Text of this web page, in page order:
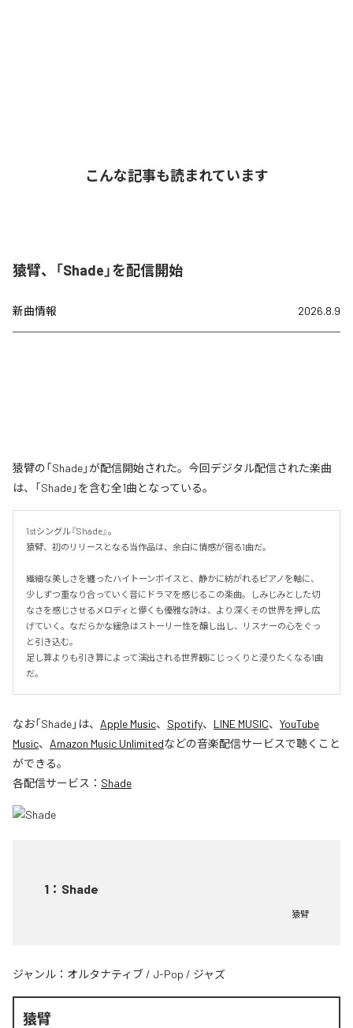
こんな記事も読まれています
猿臂、「Shade」を配信開始
新曲情報 2026.8.9
猿臂の「Shade」が配信開始された。今回デジタル配信された楽曲
は、「Shade」を含む全1曲となっている。
1stシングル『Shade』。
猿臂、初のリリースとなる当作品は、余白に情感が宿る1曲だ。
繊細な美しさを纏ったハイトーンボイスと、静かに紡がれるピアノを軸に、
少しずつ重なり合っていく音にドラマを感じるこの楽曲。しみじみとした切
なさを感じさせるメロディと儚くも優雅な詩は、より深くその世界を押し広
げていく。なだらかな緩急はストーリー性を醸し出し、リスナーの心をぐっ
と引き込む。
足し算よりも引き算によって演出される世界観にじっくりと浸りたくなる1曲
だ。
なお「Shade」は、 Apple Music、 Spotify、 LINE MUSIC、 YouTube
Music、 Amazon Music Unlimitedなどの音楽配信サービスで聴くこと
ができる。
各配信サービス： Shade
1 ： Shade
猿臂
ジャンル： オルタナティブ / J-Pop / ジャズ
猿臂